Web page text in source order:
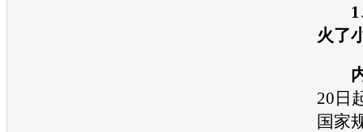
火了
20日
国家